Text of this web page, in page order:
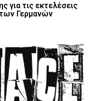
για τις εκτελέσεις
Γερμανών